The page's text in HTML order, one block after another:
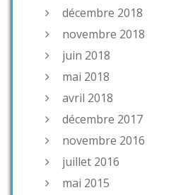
décembre 2018
novembre 2018
juin 2018
mai 2018
avril 2018
décembre 2017
novembre 2016
juillet 2016
mai 2015